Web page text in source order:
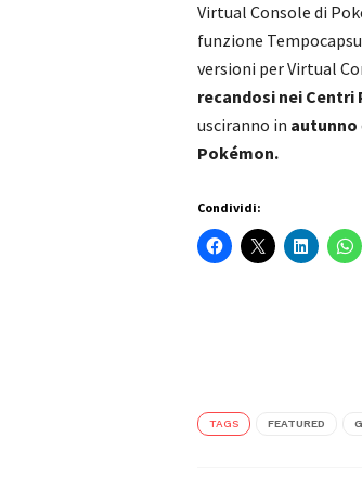
Virtual Console di
funzione
versioni per Virtual
recandosi nei
usciranno in autunno
Pokémon.
Condividi:
TAGS FEATURED